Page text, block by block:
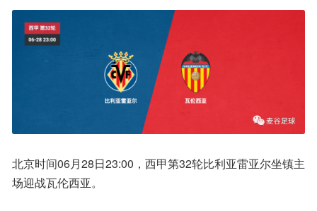
北京时间06月28日23:00，西甲第32轮比利亚雷亚尔坐镇主
场迎战瓦伦西亚。